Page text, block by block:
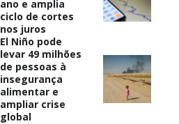
ano e amplia
ciclo de cortes
nos juros
El Niño pode
levar 49 milhões
de pessoas à
insegurança
alimentar e
ampliar crise
global